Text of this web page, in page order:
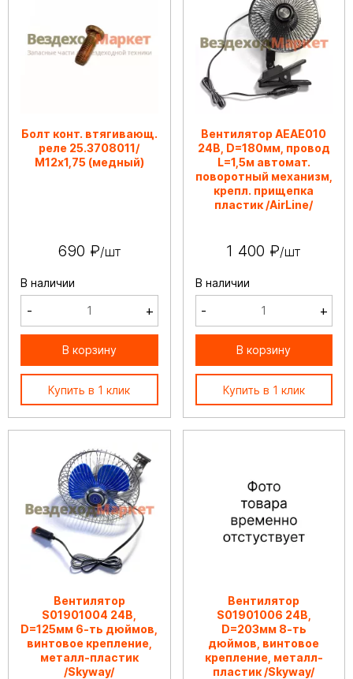
Болт конт. втягивающ.
реле 25.3708011/
М12х1,75 (медный)
690 ₽/шт
В наличии
- +
В корзину
Купить в 1 клик
Вентилятор AEAE010
24В, D=180мм, провод
L=1,5м автомат.
поворотный механизм,
крепл. прищепка
пластик /AirLine/
1 400 ₽/шт
В наличии
- +
В корзину
Купить в 1 клик
Вентилятор
S01901004 24В,
D=125мм 6-ть дюймов,
винтовое крепление,
металл-пластик
/Skyway/
Вентилятор
S01901006 24В,
D=203мм 8-ть
дюймов, винтовое
крепление, металл-
пластик /Skyway/